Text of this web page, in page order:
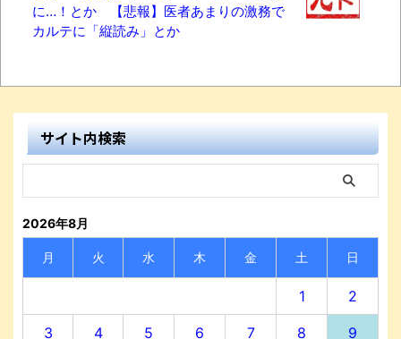
に…！とか 【悲報】医者あまりの激務で
カルテに「縦読み」とか
サイト内検索
2026年8月
月 火 水 木 金 土 日
1 2
3 4 5 6 7 8 9